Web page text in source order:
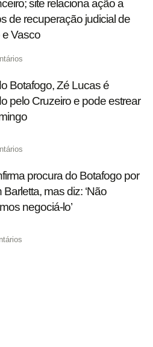
site relaciona ação a
de recuperação judicial de
Vasco
Botafogo, Zé Lucas é
pelo Cruzeiro e pode estrear
procura do Botafogo por
Barletta, mas diz: ‘Não
negociá-lo’